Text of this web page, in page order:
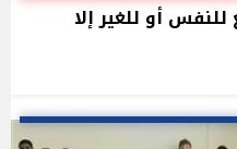
للنفس أو للغير إلا